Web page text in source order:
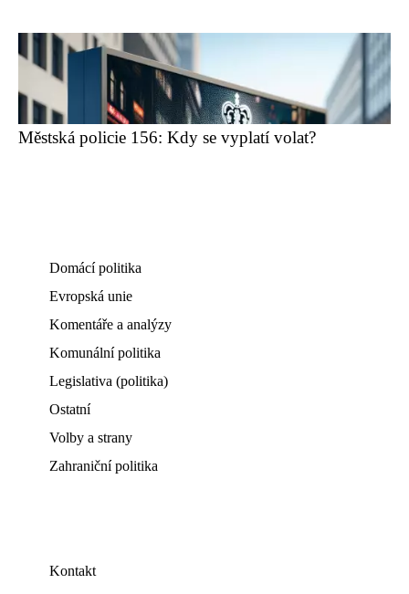
Městská policie 156: Kdy se vyplatí volat?
Domácí politika
Evropská unie
Komentáře a analýzy
Komunální politika
Legislativa (politika)
Ostatní
Volby a strany
Zahraniční politika
Kontakt